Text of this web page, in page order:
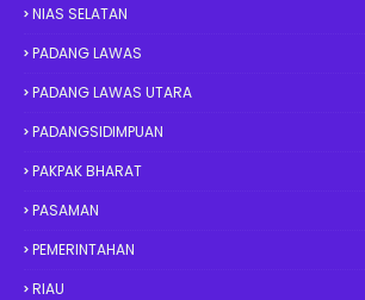
NIAS SELATAN
PADANG LAWAS
PADANG LAWAS UTARA
PADANGSIDIMPUAN
PAKPAK BHARAT
PASAMAN
PEMERINTAHAN
RIAU